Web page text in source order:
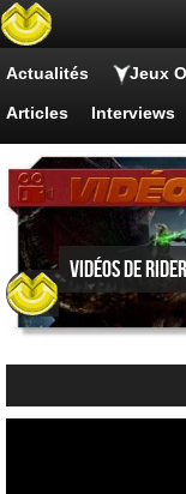
Actualités Jeux
Articles Interviews
Vidéos de